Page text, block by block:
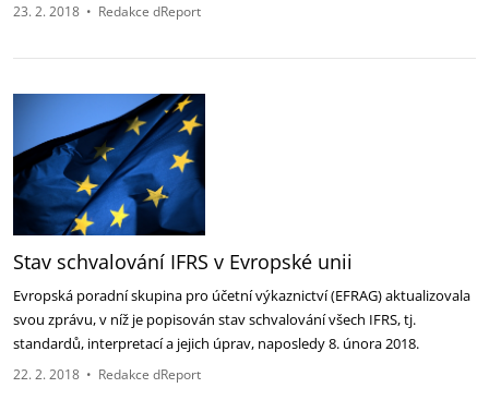
23. 2. 2018 • Redakce dReport
Stav schvalování IFRS v Evropské unii
Evropská poradní skupina pro účetní výkaznictví (EFRAG) aktualizovala
svou zprávu, v níž je popisován stav schvalování všech IFRS, tj.
standardů, interpretací a jejich úprav, naposledy 8. února 2018.
22. 2. 2018 • Redakce dReport